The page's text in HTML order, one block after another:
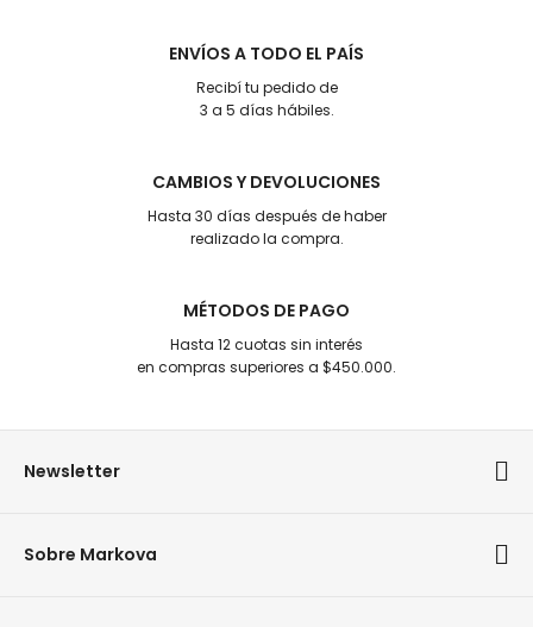
ENVÍOS A TODO EL PAÍS
Recibí tu pedido de
3 a 5 días hábiles.
CAMBIOS Y DEVOLUCIONES
Hasta 30 días después de haber
realizado la compra.
MÉTODOS DE PAGO
Hasta 12 cuotas sin interés
en compras superiores a $450.000.
Newsletter
Sobre Markova